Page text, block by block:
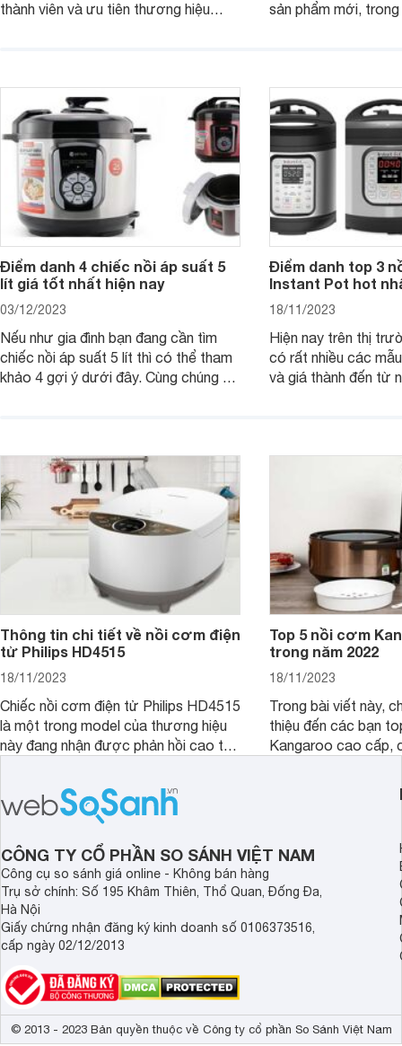
thành viên và ưu tiên thương hiệu
sản phẩm mới,
các chế độ nấu gợi
nhiều món ăn khác
Điểm danh 4 chiếc nồi áp suất 5
lít giá tốt nhất hiện nay
03/12/2023
Nếu như gia đình bạn đang cần tìm
chiếc nồi áp suất 5 lít thì có thể tham
khảo 4 gợi ý dưới đây. Cùng chúng tôi
Điểm danh top 3
Instant Pot hot
18/11/2023
Hiện nay trên thị
có rất nhiều các
và giá thành đến từ
Websosanh.vn tìm
Thông tin chi tiết về nồi cơm điện
tử Philips HD4515
18/11/2023
Chiếc nồi cơm điện tử Philips HD4515
là một trong model của thương hiệu
này đang nhận được phản hồi cao từ
hãy cùng chúng tôi tìm hiểu về chiếc
nồi cơm điện này nhé.
Top 5 nồi cơm
trong năm 2022
18/11/2023
Trong bài viết này,
thiệu đến các bạn
Kangaroo cao cấp,
cùng phải chăng.
CÔNG TY CỔ PHẦN SO SÁNH VIỆT NAM
Công cụ so sánh giá online - Không bán hàng
Trụ sở chính: Số 195 Khâm Thiên, Thổ Quan, Đống Đa,
Hà Nội
Giấy chứng nhận đăng ký kinh doanh số 0106373516,
cấp ngày 02/12/2013
© 2013 - 2023 Bản quyền thuộc về Công ty cổ phần So Sánh Việt Nam